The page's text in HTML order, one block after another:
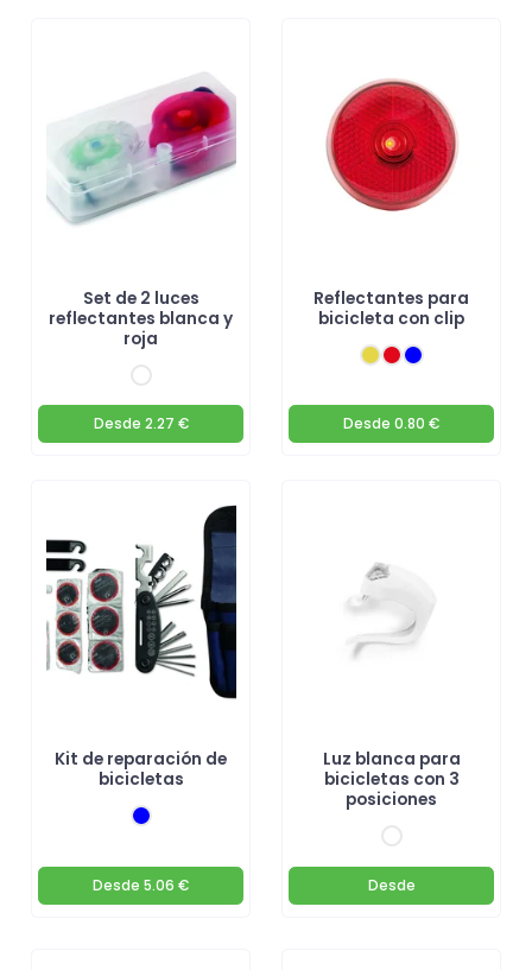
Set de 2 luces
reflectantes blanca y
roja
Desde 2.27 €
Reflectantes para
bicicleta con clip
Desde 0.80 €
Kit de reparación de
bicicletas
Desde 5.06 €
Luz blanca para
bicicletas con 3
posiciones
Desde